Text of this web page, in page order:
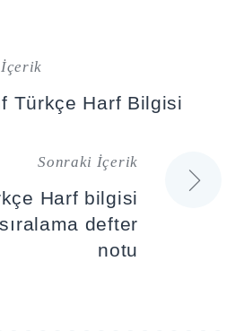
Türkçe Harf Bilgisi
Sonraki İçerik
Harf bilgisi
defter
notu